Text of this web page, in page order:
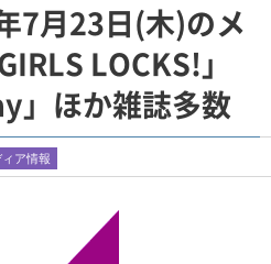
7月23日(木)のメ
LOCKS!」
」ほか雑誌多数
ア情報